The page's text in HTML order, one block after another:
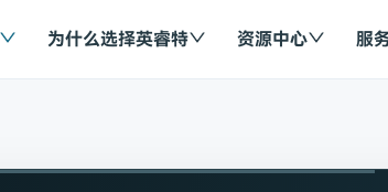
为什么选择英睿特 资源中心 服